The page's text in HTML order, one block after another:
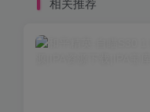
相关推荐